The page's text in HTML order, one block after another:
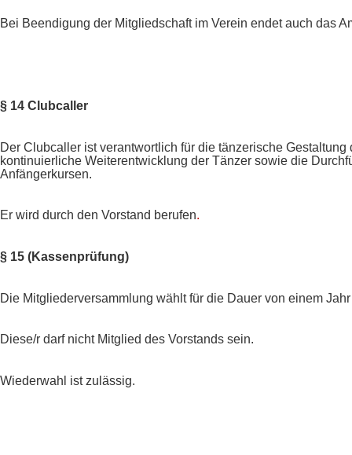
Bei Beendigung der Mitgliedschaft im Verein endet auch das
§ 14 Clubcaller
Der Clubcaller ist verantwortlich für die tänzerische
kontinuierliche Weiterentwicklung der Tänzer sowie die
Anfängerkursen.
Er wird durch den Vorstand berufen.
§ 15 (Kassenprüfung)
Die Mitgliederversammlung wählt für die Dauer von einem
Diese/r darf nicht Mitglied des Vorstands sein.
Wiederwahl ist zulässig.